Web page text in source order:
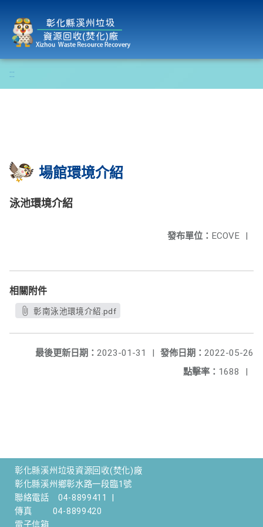
:::
場館環境介紹
泳池環境介紹
發布單位： ECOVE |
相關附件
彰南泳池環境介紹.pdf
發佈日期： 2022-05-26
最後更新日期： 2023-01-31
|
點擊率： 1688 |
彰化縣溪州垃圾資源回收(焚化)廠
彰化縣溪州鄉彰水路一段臨1號
聯絡電話
04-8899411
傳真
04-8899420
電子信箱